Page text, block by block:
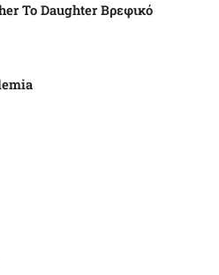
To Daughter Βρεφικό